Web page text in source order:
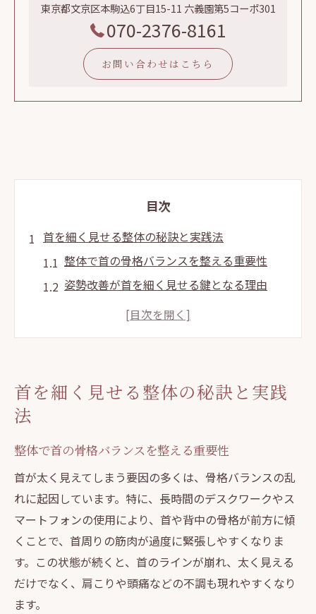
東京都文京区本駒込6丁目15-11 六義園第5コーポ301
070-2376-8161
お問い合わせはこちら
目次
首を細く見せる整体の秘訣と実践法
整体で首の骨格バランスを整える重要性
姿勢改善が首を細く見せる鍵となる理由
骨格の歪みが首の太さに与える影響を解説
る
整体による姿勢矯正で首のラインを美しく
骨格の歪み改善が首元の印象を変えるポイ
ント
首が太く見える生活習慣を整体で見直す方
法
美しい首ラインのための整体施術の流れを
首を細く見せる整体の秘訣と実践
法
整体で首の骨格バランスを整える重要性
首が太く見えてしまう要因の多くは、骨格バランスの乱
れに起因しています。特に、長時間のデスクワークやス
マートフォンの使用により、首や背中の骨格が前方に傾
くことで、首周りの筋肉が過度に緊張しやすくなりま
す。この状態が続くと、首のラインが崩れ、太く見える
だけでなく、肩こりや頭痛などの不調も現れやすくなり
ます。